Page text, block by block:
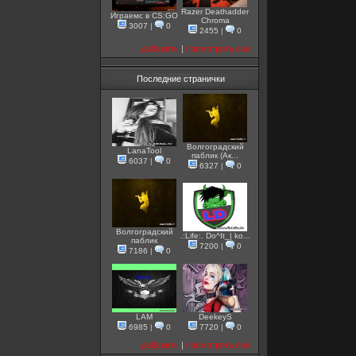
Играемс в CS:GO
3007 | 0
Razer Deathadder
Chroma
2455 | 0
добавить | посмотреть все
Последние странички
LanaTool
6037 | 0
Волгоградский
паблик (Ак...
6327 | 0
Волгоградский
паблик
7186 | 0
.:Life:. Do^It_| ko...
7200 | 0
LAM
6985 | 0
DeekeyS
7720 | 0
добавить | посмотреть все